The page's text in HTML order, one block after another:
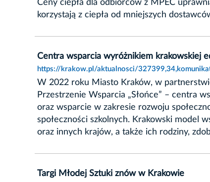
Ceny ciepła dla odbiorców z MPEC
korzystają z ciepła od mniejszych
Centra wsparcia wyróżnikiem krakowskiej
https://krakow.pl/aktualnosci/
W 2022 roku Miasto Kraków, w
Przestrzenie Wsparcia „Słońce” – centra
oraz wsparcie w zakresie rozwoju
społeczności szkolnych. Krakowski model
oraz innych krajów, a także ich rodziny,
Targi Młodej Sztuki znów w Krakowie